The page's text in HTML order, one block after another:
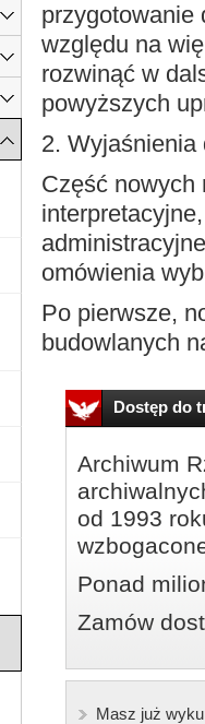
przygotowanie
względu na
rozwinąć w
powyższych
2. Wyjaśnienia
Część nowych
omówienia
Po pierwsze,
budowlanych
Dostęp do
Archiwum
od 1993
Ponad
Zamów
Masz już